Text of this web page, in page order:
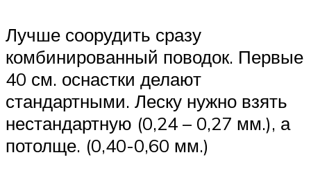
Лучше соорудить сразу
комбинированный поводок. Первые
40 см. оснастки делают
стандартными. Леску нужно взять
нестандартную (0,24 – 0,27 мм.), а
потолще. (0,40-0,60 мм.)